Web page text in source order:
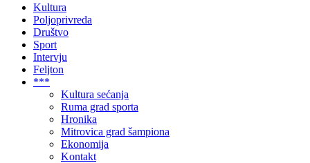
Kultura
Poljoprivreda
Društvo
Sport
Intervju
Feljton
***
Kultura sećanja
Ruma grad sporta
Hronika
Mitrovica grad šampiona
Ekonomija
Kontakt